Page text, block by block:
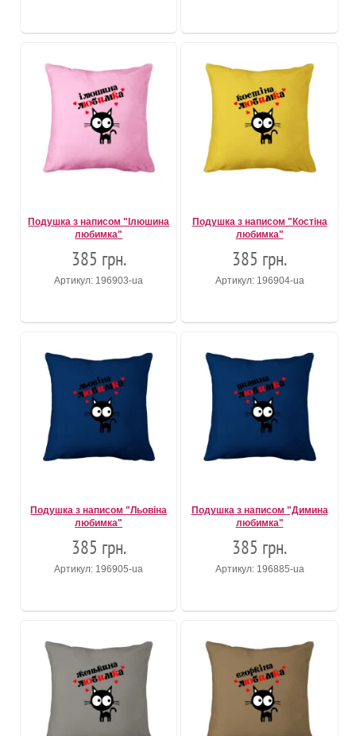
Подушка з написом "Ілюшина
любимка"
385 грн.
Артикул: 196903-ua
Подушка з написом "Костіна
любимка"
385 грн.
Артикул: 196904-ua
Подушка з написом "Льовіна
любимка"
385 грн.
Артикул: 196905-ua
Подушка з написом "Димина
любимка"
385 грн.
Артикул: 196885-ua